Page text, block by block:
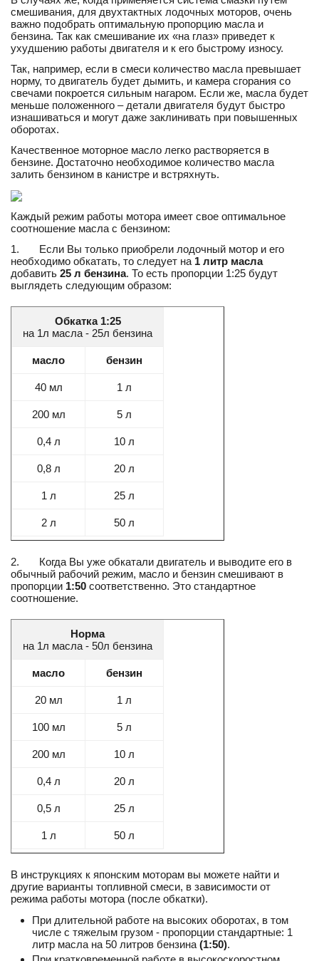
смешивания, для двухтактных лодочных моторов, очень
важно подобрать оптимальную пропорцию масла и
бензина. Так как смешивание их «на глаз» приведет к
ухудшению работы двигателя и к его быстрому износу.
Так, например, если в смеси количество масла превышает
норму, то двигатель будет дымить, и камера сгорания со
свечами покроется сильным нагаром. Если же, масла будет
меньше положенного – детали двигателя будут быстро
изнашиваться и могут даже заклинивать при повышенных
оборотах.
Качественное моторное масло легко растворяется в
бензине. Достаточно необходимое количество масла
залить бензином в канистре и встряхнуть.
Каждый режим работы мотора имеет свое оптимальное
соотношение масла с бензином:
1. Если Вы только приобрели лодочный мотор и его
необходимо обкатать, то следует на 1 литр масла
добавить 25 л бензина. То есть пропорции 1:25 будут
выглядеть следующим образом:
Обкатка 1:25
на 1л масла - 25л бензина
масло бензин
40 мл 1 л
200 мл 5 л
0,4 л 10 л
0,8 л 20 л
1 л 25 л
2 л 50 л
2. Когда Вы уже обкатали двигатель и выводите его в
обычный рабочий режим, масло и бензин смешивают в
пропорции 1:50 соответственно. Это стандартное
соотношение.
Норма
на 1л масла - 50л бензина
масло бензин
20 мл 1 л
100 мл 5 л
200 мл 10 л
0,4 л 20 л
0,5 л 25 л
1 л 50 л
В инструкциях к японским моторам вы можете найти и
другие варианты топливной смеси, в зависимости от
режима работы мотора (после обкатки).
При длительной работе на высоких оборотах, в том
числе с тяжелым грузом - пропорции стандартные: 1
литр масла на 50 литров бензина (1:50).